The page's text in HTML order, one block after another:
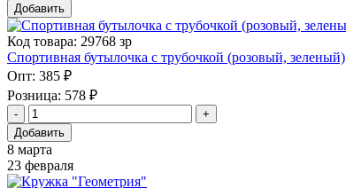
Добавить
Код товара: 29768 зр
Спортивная бутылочка с трубочкой (розовый, зеленый)
Опт: 385 ₽
Розница: 578 ₽
Добавить
8 марта
23 февраля